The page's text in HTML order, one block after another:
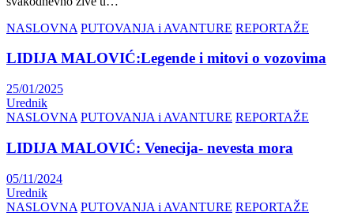
NASLOVNA PUTOVANJA i AVANTURE REPORTAŽE
LIDIJA MALOVIĆ:Legende i mitovi o vozovima
25/01/2025
Urednik
NASLOVNA PUTOVANJA i AVANTURE REPORTAŽE
LIDIJA MALOVIĆ: Venecija- nevesta mora
05/11/2024
Urednik
NASLOVNA PUTOVANJA i AVANTURE REPORTAŽE